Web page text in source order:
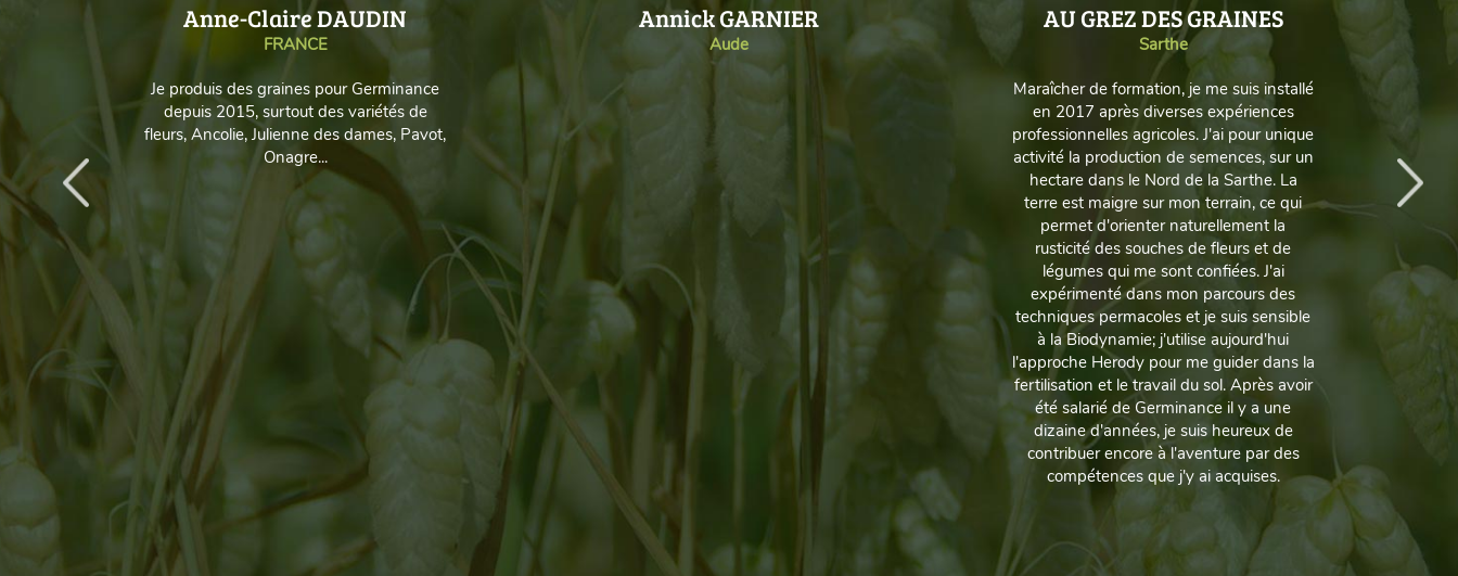
Anne-Claire DAUDIN
FRANCE
Je produis des graines pour Germinance
depuis 2015, surtout des variétés de
fleurs, Ancolie, Julienne des dames, Pavot,
Onagre...
Annick GARNIER
Aude
AU GREZ DES GRAINES
Sarthe
Maraîcher de formation, je me suis installé
en 2017 après diverses expériences
professionnelles agricoles. J'ai pour unique
activité la production de semences, sur un
hectare dans le Nord de la Sarthe. La
terre est maigre sur mon terrain, ce qui
permet d'orienter naturellement la
rusticité des souches de fleurs et de
légumes qui me sont confiées. J'ai
expérimenté dans mon parcours des
techniques permacoles et je suis sensible
à la Biodynamie; j'utilise aujourd'hui
l'approche Herody pour me guider dans la
fertilisation et le travail du sol. Après avoir
été salarié de Germinance il y a une
dizaine d'années, je suis heureux de
contribuer encore à l'aventure par des
compétences que j'y ai acquises.